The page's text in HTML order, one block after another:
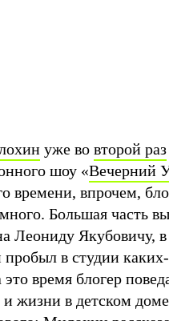
уже во второй раз
шоу «Вечерний
времени, впрочем,
Большая часть
Леониду Якубовичу, в
в студии каких-
время блогер
жизни в детском